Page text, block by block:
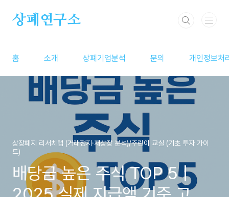
상폐연구소
홈 소개 상폐기업분석 문의 개인정보처
상장폐지 리서치랩 (거래정지·재상장 분석)/주린이 교실 (기초 투자 가이
드)
배당금 높은 주식 TOP 5 |